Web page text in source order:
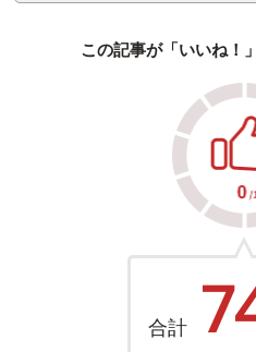
この記事が「いいね！
合計